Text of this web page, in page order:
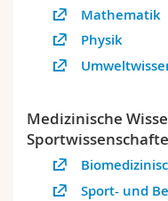
Mathematik
Physik
Medizinische
Sport- und